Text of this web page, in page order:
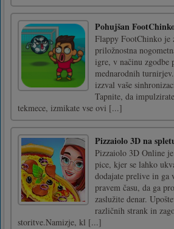
Pohujšan
Flappy FootChinko je
priložnostna
igre, v načinu zgodbe
mednarodnih
izzval vaše
Tapnite, da
tekmece, izmikate vse ovi [...]
Pizzaiolo 3D na
Pizzaiolo 3D Online
pice, kjer se lahko
dodajate prelive in ga
pravem času, da ga
zaslužite denar.
različnih strank in
storitve.Namizje, kl [...]